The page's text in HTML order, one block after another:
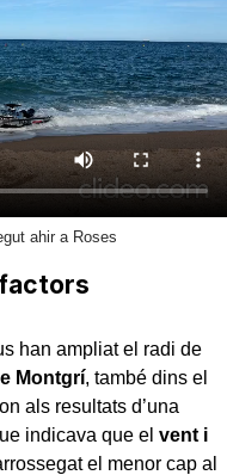
ahir a Roses
han ampliat el radi de
Montgrí, també dins el
als resultats d’una
indicava que el vent i
el menor cap al